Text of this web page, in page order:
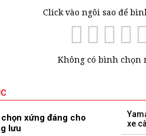
Click vào ngôi sao để
Không có bình chọn
xứng đáng cho
lưu
xe